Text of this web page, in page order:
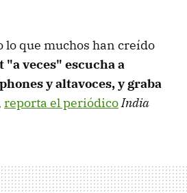
lo que muchos han creído
"a veces" escucha a
y altavoces, y graba
reporta el periódicoIndia